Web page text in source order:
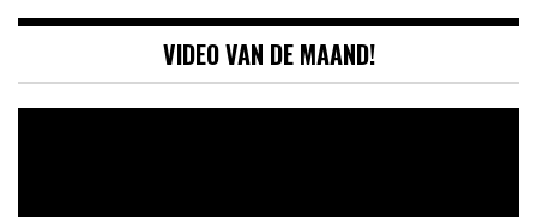
VIDEO VAN DE MAAND!